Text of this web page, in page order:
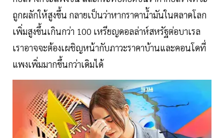
ถูกผลักให้สูงขึ้น กลายเป็นว่าหากราคาน้ำมันในตลาดโลก
เพิ่มสูงขึ้นเกินกว่า 100 เหรียญดอลล่าห์สหรัฐต่อบาเรล
เราอาจจะต้องเผชิญหน้ากับภาวะราคาบ้านและคอนโดที่
แพงเพิ่มมากขึ้นกว่าเดิมได้